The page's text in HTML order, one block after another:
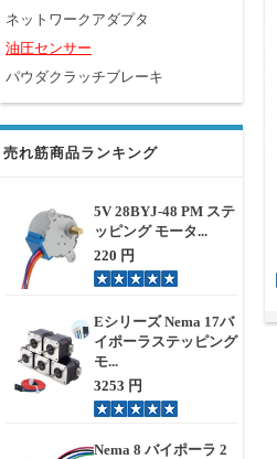
ネットワークアダプタ
油圧センサー
パウダクラッチブレーキ
売れ筋商品ランキング
5V 28BYJ-48 PM ステ
ッピング モータ...
220 円
Eシリーズ Nema 17バ
イポーラステッピング
モ...
3253 円
Nema 8 バイポーラ 2